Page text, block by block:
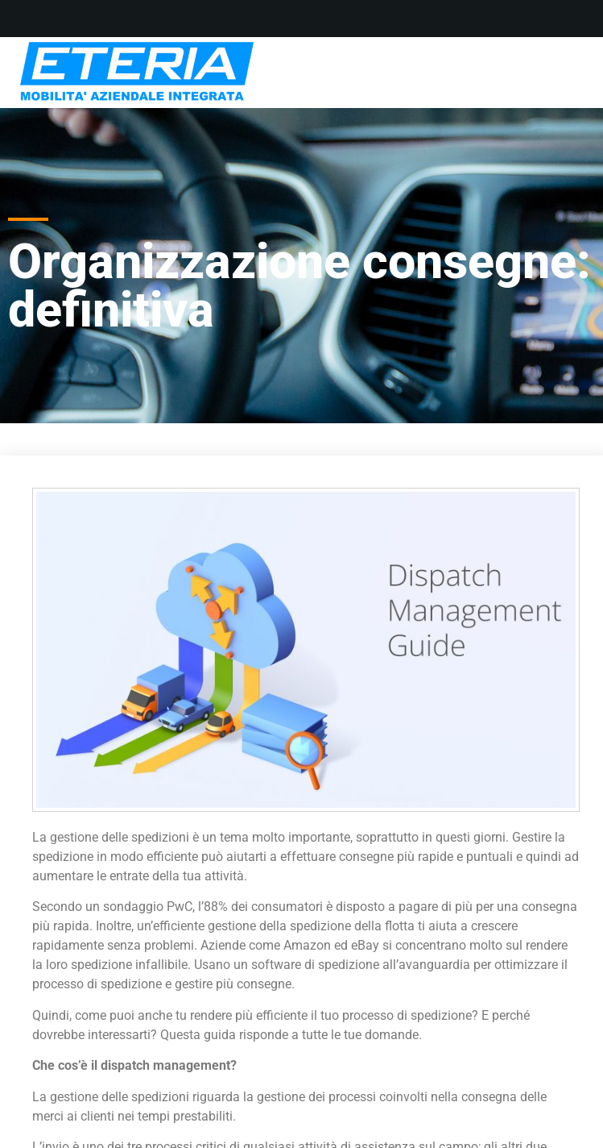
Organizzazione
definitiva
La gestione delle spedizioni è un tema molto importante, soprattutto in questi giorni. Gestire la
spedizione in modo efficiente può aiutarti a effettuare consegne più rapide e puntuali e quindi ad
aumentare le entrate della tua attività.
Secondo un sondaggio PwC, l’88% dei consumatori è disposto a pagare di più per una consegna
più rapida. Inoltre, un’efficiente gestione della spedizione della flotta ti aiuta a crescere
rapidamente senza problemi. Aziende come Amazon ed eBay si concentrano molto sul rendere
la loro spedizione infallibile. Usano un software di spedizione all’avanguardia per ottimizzare il
processo di spedizione e gestire più consegne.
Quindi, come puoi anche tu rendere più efficiente il tuo processo di spedizione? E perché
dovrebbe interessarti? Questa guida risponde a tutte le tue domande.
Che cos’è il dispatch management?
La gestione delle spedizioni riguarda la gestione dei processi coinvolti nella consegna delle
merci ai clienti nei tempi prestabiliti.